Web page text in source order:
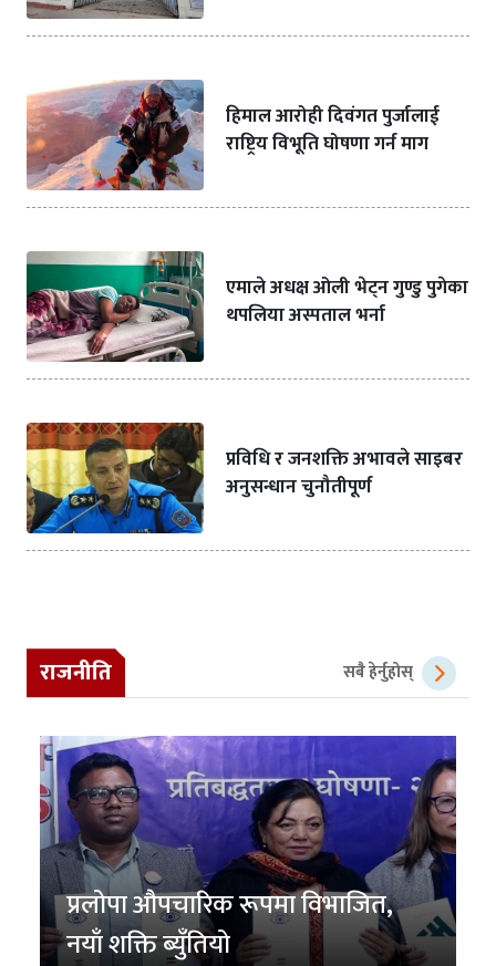
हिमाल आरोही दिवंगत पुर्जालाई
राष्ट्रिय विभूति घोषणा गर्न माग
एमाले अधक्ष ओली भेट्न गुण्डु पुगेका
थपलिया अस्पताल भर्ना
प्रविधि र जनशक्ति अभावले साइबर
अनुसन्धान चुनौतीपूर्ण
राजनीति सबै हेर्नुहोस्
प्रलोपा औपचारिक रूपमा विभाजित,
नयाँ शक्ति ब्युँतियो